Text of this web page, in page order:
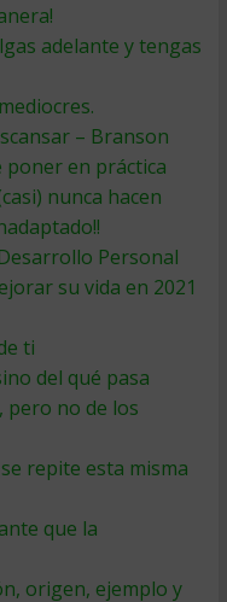
adelante y tengas
– Branson
en práctica
nunca hacen
Personal
su vida en 2021
ti
del qué pasa
pero no de los
repite esta misma
que la
origen, ejemplo y